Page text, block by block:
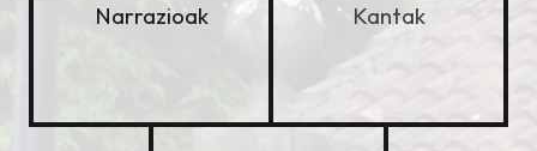
Narrazioak Kantak